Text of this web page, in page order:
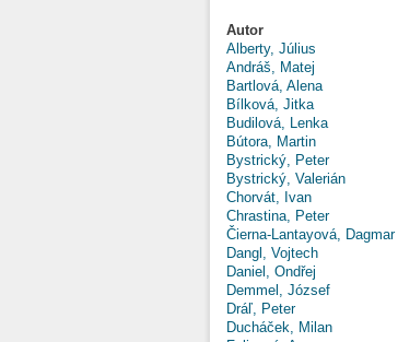
Autor
Alberty, Július
Andráš, Matej
Bartlová, Alena
Bílková, Jitka
Budilová, Lenka
Bútora, Martin
Bystrický, Peter
Bystrický, Valerián
Chorvát, Ivan
Chrastina, Peter
Čierna-Lantayová, Dagmar
Dangl, Vojtech
Daniel, Ondřej
Demmel, József
Dráľ, Peter
Ducháček, Milan